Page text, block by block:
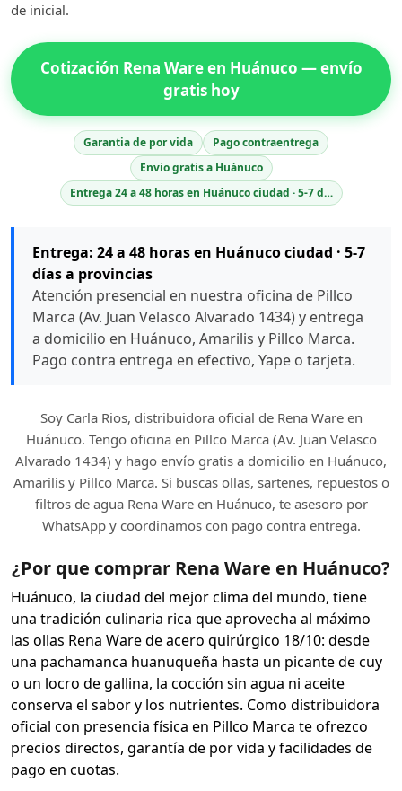
de inicial.
Cotización Rena Ware en Huánuco — envío
gratis hoy
Garantia de por vida
Pago contraentrega
Envio gratis a Huánuco
Entrega 24 a 48 horas en Huánuco ciudad · 5-7 d…
Entrega: 24 a 48 horas en Huánuco ciudad · 5-7
días a provincias
Atención presencial en nuestra oficina de Pillco
Marca (Av. Juan Velasco Alvarado 1434) y entrega
a domicilio en Huánuco, Amarilis y Pillco Marca.
Pago contra entrega en efectivo, Yape o tarjeta.
Soy Carla Rios, distribuidora oficial de Rena Ware en
Huánuco. Tengo oficina en Pillco Marca (Av. Juan Velasco
Alvarado 1434) y hago envío gratis a domicilio en Huánuco,
Amarilis y Pillco Marca. Si buscas ollas, sartenes, repuestos o
filtros de agua Rena Ware en Huánuco, te asesoro por
WhatsApp y coordinamos con pago contra entrega.
¿Por que comprar Rena Ware en Huánuco?
Huánuco, la ciudad del mejor clima del mundo, tiene
una tradición culinaria rica que aprovecha al máximo
las ollas Rena Ware de acero quirúrgico 18/10: desde
una pachamanca huanuqueña hasta un picante de cuy
o un locro de gallina, la cocción sin agua ni aceite
conserva el sabor y los nutrientes. Como distribuidora
oficial con presencia física en Pillco Marca te ofrezco
precios directos, garantía de por vida y facilidades de
pago en cuotas.